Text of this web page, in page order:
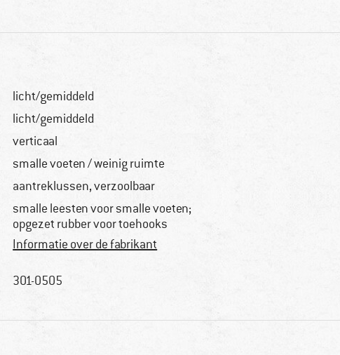
licht/gemiddeld
licht/gemiddeld
verticaal
smalle voeten / weinig ruimte
aantreklussen, verzoolbaar
smalle leesten voor smalle voeten;
opgezet rubber voor toehooks
Informatie over de fabrikant
301-0505